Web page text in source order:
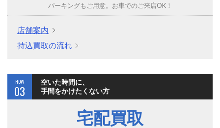
パーキングもご用意。お車でのご来店OK！
店舗案内
持込買取の流れ
HOW
03
空いた時間に、
手間をかけたくない方
宅配買取